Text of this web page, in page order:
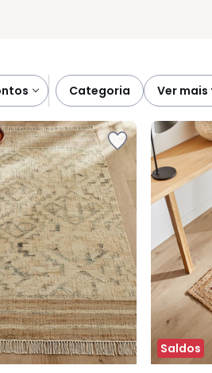
categoria ver
Saldos